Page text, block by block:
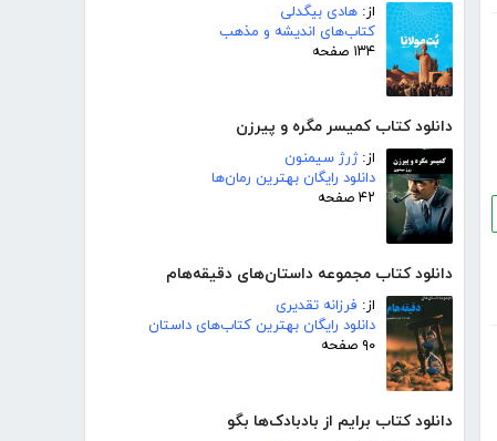
از: هادی بیگدلی
کتاب‌های اندیشه و مذهب
۱۳۴ صفحه
دانلود کتاب کمیسر مگره و پیرزن
از:ژرژ سیمنون
دانلود رایگان بهترین رمان‌ها
۴۲ صفحه
دانلود کتاب مجموعه داستان‌های دقیقه‌هام
از: فرزانه تقدیری
دانلود رایگان بهترین کتاب‌های داستان
۹۰ صفحه
دانلود کتاب برایم از بادبادک‌ها بگو